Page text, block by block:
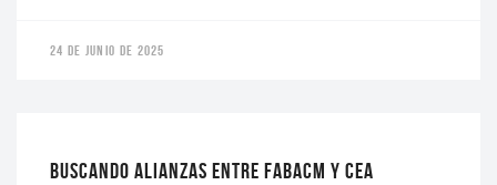
24 DE JUNIO DE 2025
BUSCANDO ALIANZAS ENTRE FABACM Y CEA